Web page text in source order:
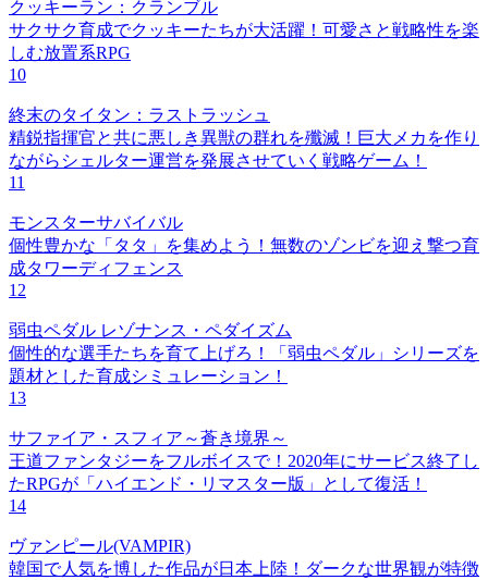
クッキーラン：クランブル
サクサク育成でクッキーたちが大活躍！可愛さと戦略性を楽
しむ放置系RPG
10
終末のタイタン：ラストラッシュ
精鋭指揮官と共に悪しき異獣の群れを殲滅！巨大メカを作り
ながらシェルター運営を発展させていく戦略ゲーム！
11
モンスターサバイバル
個性豊かな「タタ」を集めよう！無数のゾンビを迎え撃つ育
成タワーディフェンス
12
弱虫ペダル レゾナンス・ペダイズム
個性的な選手たちを育て上げろ！「弱虫ペダル」シリーズを
題材とした育成シミュレーション！
13
サファイア・スフィア～蒼き境界～
王道ファンタジーをフルボイスで！2020年にサービス終了し
たRPGが「ハイエンド・リマスター版」として復活！
14
ヴァンピール(VAMPIR)
韓国で人気を博した作品が日本上陸！ダークな世界観が特徴